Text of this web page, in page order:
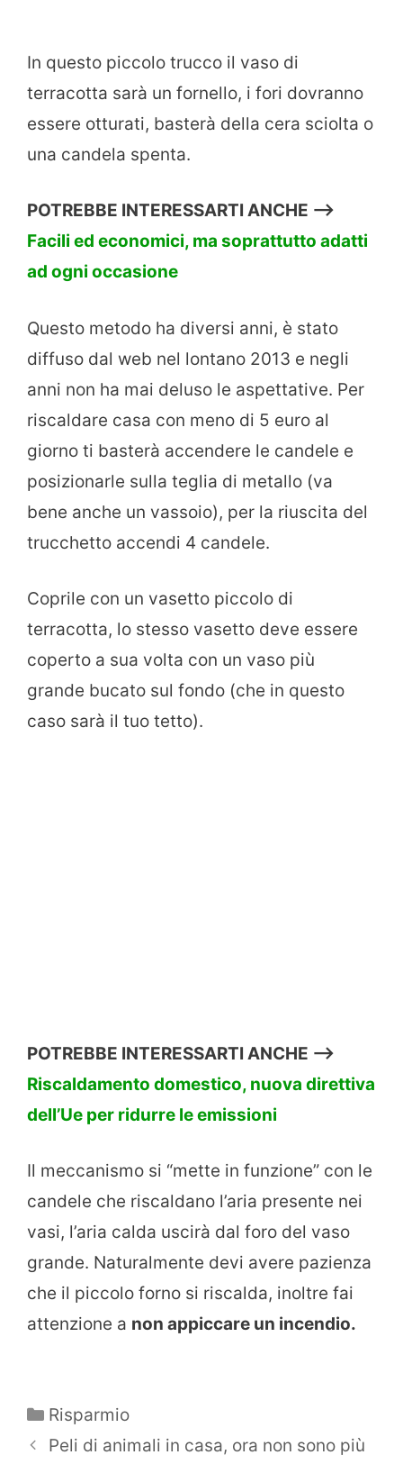
In questo piccolo trucco il vaso di
terracotta sarà un fornello, i fori dovranno
essere otturati, basterà della cera sciolta o
una candela spenta.
POTREBBE INTERESSARTI ANCHE —>
Facili ed economici, ma soprattutto adatti
ad ogni occasione
Questo metodo ha diversi anni, è stato
diffuso dal web nel lontano 2013 e negli
anni non ha mai deluso le aspettative. Per
riscaldare casa con meno di 5 euro al
giorno ti basterà accendere le candele e
posizionarle sulla teglia di metallo (va
bene anche un vassoio), per la riuscita del
trucchetto accendi 4 candele.
Coprile con un vasetto piccolo di
terracotta, lo stesso vasetto deve essere
coperto a sua volta con un vaso più
grande bucato sul fondo (che in questo
caso sarà il tuo tetto).
POTREBBE INTERESSARTI ANCHE —>
Riscaldamento domestico, nuova direttiva
dell’Ue per ridurre le emissioni
Il meccanismo si “mette in funzione” con le
candele che riscaldano l’aria presente nei
vasi, l’aria calda uscirà dal foro del vaso
grande. Naturalmente devi avere pazienza
che il piccolo forno si riscalda, inoltre fai
attenzione a non appiccare un incendio.
Categorie
Risparmio
Peli di animali in casa, ora non sono più